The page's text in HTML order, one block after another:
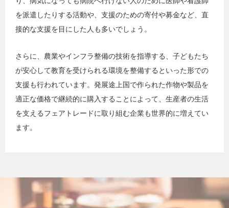
を派遣したりする活動や、支援のための寄付や募金など、直
接的な支援を目にした人も多いでしょう。
さらに、農業やインフラ整備の技術を指導する、子どもたち
が安心して教育を受けられる環境を整備するといった形での
支援も行われています。発展途上国で作られた作物や製品を
適正な価格で継続的に購入することによって、生産者の生活
を支えるフェアトレードに取り組む企業も世界的に増えてい
ます。